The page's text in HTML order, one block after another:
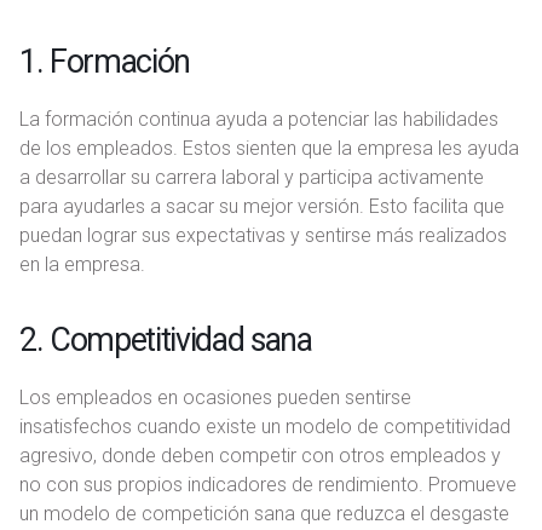
1. Formación
La formación continua ayuda a potenciar las habilidades
de los empleados. Estos sienten que la empresa les ayuda
a desarrollar su carrera laboral y participa activamente
para ayudarles a sacar su mejor versión. Esto facilita que
puedan lograr sus expectativas y sentirse más realizados
en la empresa.
2. Competitividad sana
Los empleados en ocasiones pueden sentirse
insatisfechos cuando existe un modelo de competitividad
agresivo, donde deben competir con otros empleados y
no con sus propios indicadores de rendimiento. Promueve
un modelo de competición sana que reduzca el desgaste